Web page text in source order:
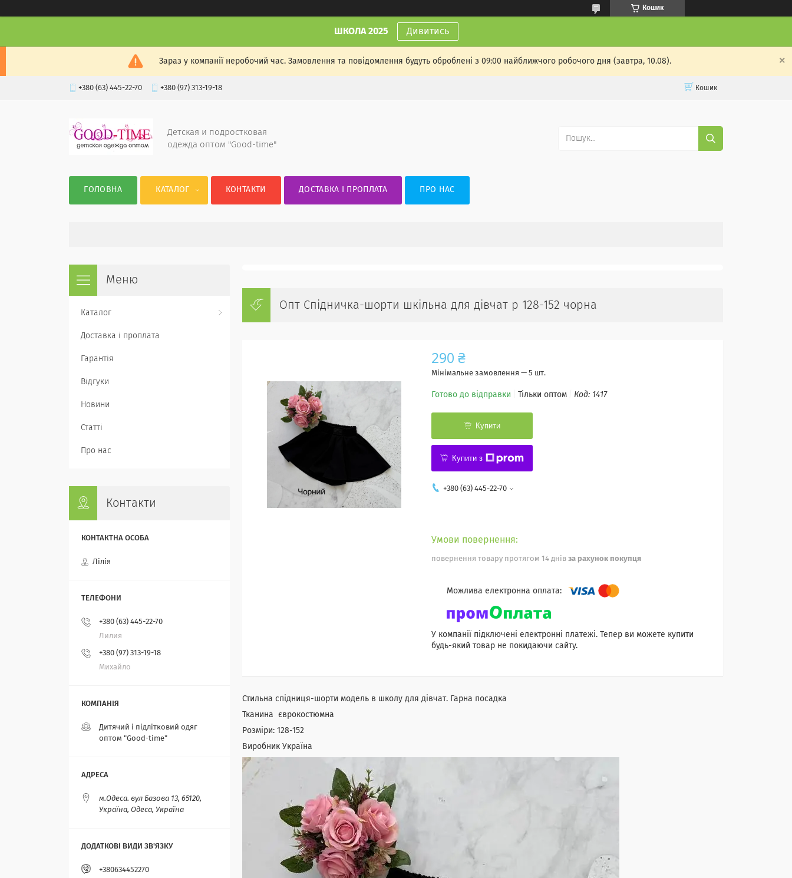
Кошик
ШКОЛА 2025 Дивитись
Зараз у компанії неробочий час. Замовлення та повідомлення будуть оброблені з 09:00 найближчого робочого дня (завтра, 10.08).
+380 (63) 445-22-70 +380 (97) 313-19-18 Кошик
Детская и подростковая
одежда оптом "Good-time"
ГОЛОВНА КАТАЛОГ КОНТАКТИ ДОСТАВКА І ПРОПЛАТА ПРО НАС
Опт Спідничка-шорти шкільна для дівчат р 128-152 чорна
290 ₴
Мінімальне замовлення — 5 шт.
Готово до відправки Тільки оптом Код: 1417
Купити
Купити з
+380 (63) 445-22-70
повернення товару протягом 14 днів за рахунок покупця
У компанії підключені електронні платежі. Тепер ви можете купити
будь-який товар не покидаючи сайту.
Стильна спідниця-шорти модель в школу для дівчат. Гарна посадка
Тканина єврокостюмна
Розміри: 128-152
Виробник Україна
Каталог
Доставка і проплата
Гарантія
Відгуки
Новини
Статті
Про нас
Контакти
Лілія
+380 (63) 445-22-70
Лилия
+380 (97) 313-19-18
Михайло
Дитячий і підлітковий одяг
оптом "Good-time"
м.Одеса. вул Базова 13, 65120,
Україна, Одеса, Україна
+380634452270